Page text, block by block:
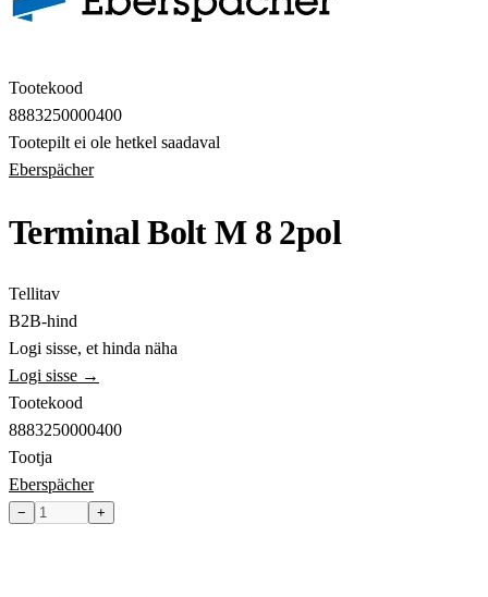
Tootekood
8883250000400
Tootepilt ei ole hetkel saadaval
Eberspächer
Terminal Bolt M 8 2pol
Tellitav
B2B-hind
Logi sisse, et hinda näha
Logi sisse →
Tootekood
8883250000400
Tootja
Eberspächer
− +